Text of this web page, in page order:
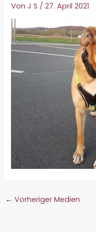
VonJ S /27. April 2021
← Vorheriger Medien